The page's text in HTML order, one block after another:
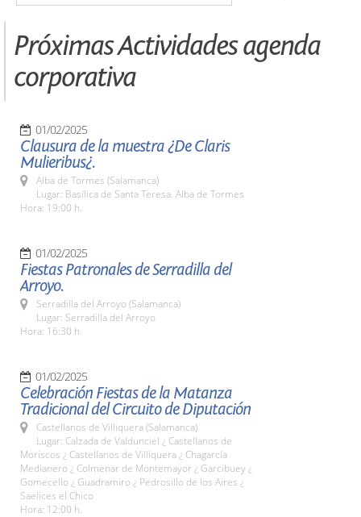
Próximas Actividades agenda
corporativa
01/02/2025
Clausura de la muestra ¿De Claris
Mulieribus¿.
Alba de Tormes (Salamanca)
Lugar: Basílica de Santa Teresa. Alba de Tormes
Hora: 19:00 h.
01/02/2025
Fiestas Patronales de Serradilla del
Arroyo.
Serradilla del Arroyo (Salamanca)
Lugar: Serradilla del Arroyo
Hora: 16:30 h.
01/02/2025
Celebración Fiestas de la Matanza
Tradicional del Circuito de Diputación
Castellanos de Villiquera (Salamanca)
Lugar: Calzada de Valdunciel ¿ Castellanos de
Moriscos ¿ Castellanos de Villiquera ¿ Chagarcía
Medianero ¿ Colmenar de Montemayor ¿ Garcibuey ¿
Gomecello ¿ Guadramiro ¿ Pedrosillo de los Aires ¿
Saelices el Chico
Hora: 12:00 h.